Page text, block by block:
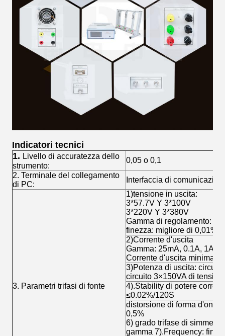
Indicatori tecnici
1. Livello di accuratezza dello
strumento:
0,05 o 0,1
2. Terminale del collegamento
di PC:
Interfaccia di
3. Parametri trifasi di fonte
1)tensione in uscita:
3*57.7V Y 3*100V
3*220V Y 3*380V
Gamma di regolamento:
finezza: migliore di 0,01%
2)Corrente d'uscita
Gamma: 25mA, 0.1A, 1A,
Corrente d'uscita minima:
3)Potenza di uscita:
circuito 3×150VA di
4).Stability di potere
≤0.02%/120S
distorsione di forma d'onda
0,5%
6) grado trifase di
gamma 7).Frequency: